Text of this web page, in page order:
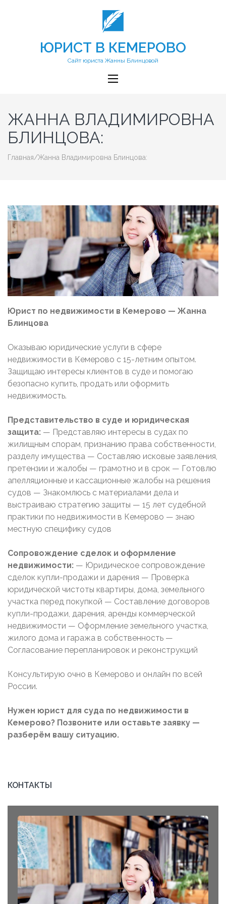
ЮРИСТ В КЕМЕРОВО
Сайт юриста Жанны Блинцовой
ЖАННА ВЛАДИМИРОВНА
БЛИНЦОВА:
Главная/Жанна Владимировна Блинцова:
Юрист по недвижимости в Кемерово — Жанна
Блинцова
Оказываю юридические услуги в сфере
недвижимости в Кемерово с 15-летним опытом.
Защищаю интересы клиентов в суде и помогаю
безопасно купить, продать или оформить
недвижимость.
Представительство в суде и юридическая
защита: — Представляю интересы в судах по
жилищным спорам, признанию права собственности,
разделу имущества — Составляю исковые заявления,
претензии и жалобы — грамотно и в срок — Готовлю
апелляционные и кассационные жалобы на решения
судов — Знакомлюсь с материалами дела и
выстраиваю стратегию защиты — 15 лет судебной
практики по недвижимости в Кемерово — знаю
местную специфику судов
Сопровождение сделок и оформление
недвижимости: — Юридическое сопровождение
сделок купли-продажи и дарения — Проверка
юридической чистоты квартиры, дома, земельного
участка перед покупкой — Составление договоров
купли-продажи, дарения, аренды коммерческой
недвижимости — Оформление земельного участка,
жилого дома и гаража в собственность —
Согласование перепланировок и реконструкций
Консультирую очно в Кемерово и онлайн по всей
России.
Нужен юрист для суда по недвижимости в
Кемерово? Позвоните или оставьте заявку —
разберём вашу ситуацию.
КОНТАКТЫ